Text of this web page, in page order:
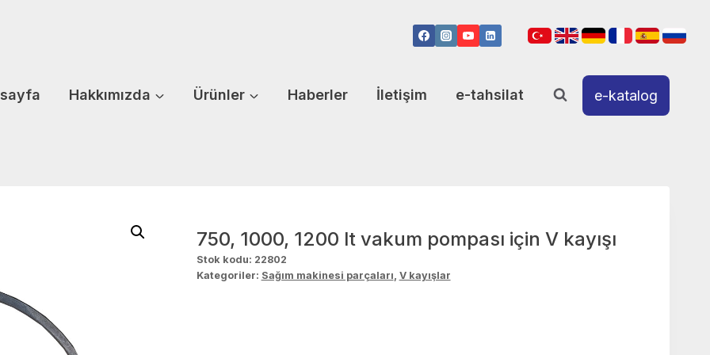
Hakkımızda Ürünler Haberler İletişim e-tahsilat e-katalog
750, 1000, 1200 lt vakum pompası için V kayışı
Stok kodu: 22802
Kategoriler: Sağım makinesi parçaları, V kayışlar